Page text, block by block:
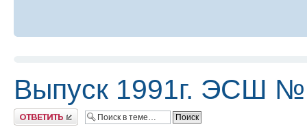
Выпуск 1991г. ЭСШ
Ответить